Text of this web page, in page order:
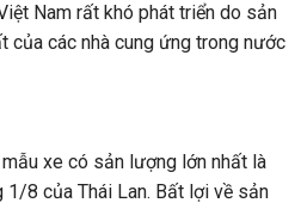
Nam rất khó phát triển do sản
của các nhà cung ứng trong nước
xe có sản lượng lớn nhất là
8 của Thái Lan. Bất lợi về sản